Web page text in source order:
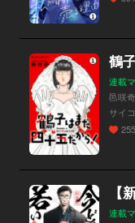
鶴
連載
邑咲奇
サイコ
【
連載